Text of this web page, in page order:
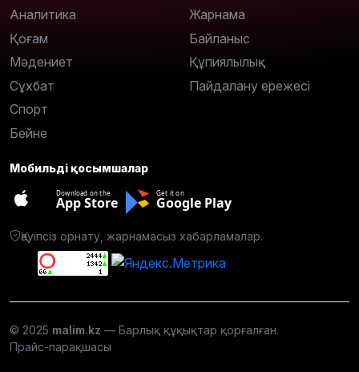
Аналитика
Қоғам
Мәдениет
Сұхбат
Спорт
Бейне
Жарнама
Байланыс
Құпиялылық
Пайдалану ережесі
Мобильді қосымшалар
Download on the
App Store
Get it on
Google Play
Қауіпсіз орнату, жарнамасыз хабарламалар.
© 2025 malim.kz — Барлық құқықтар қорғалған.
Прайс-парақшасы